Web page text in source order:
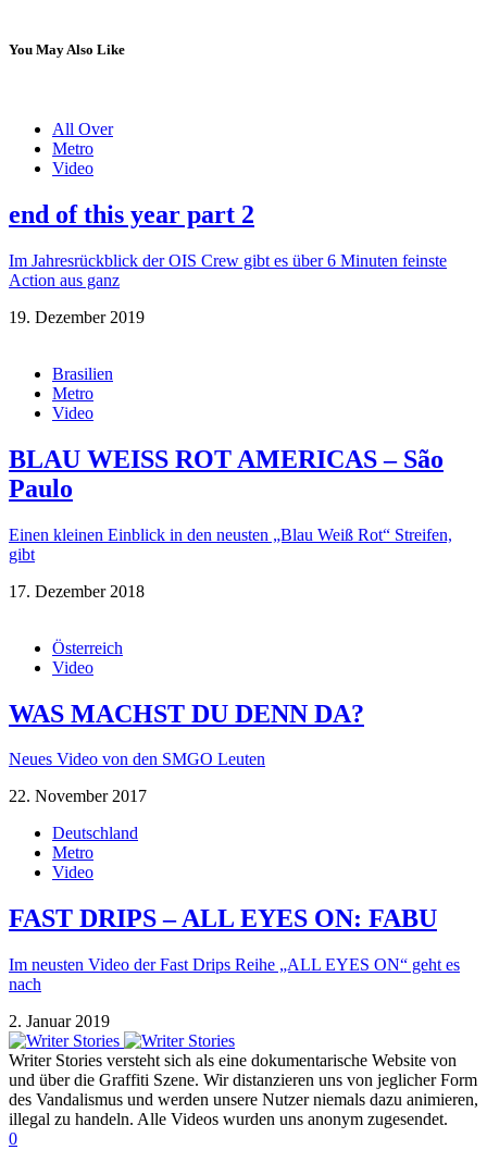
You May Also Like
All Over
Metro
Video
end of this year part 2
Im Jahresrückblick der OIS Crew gibt es über 6 Minuten feinste
Action aus ganz
19. Dezember 2019
Brasilien
Metro
Video
BLAU WEISS ROT AMERICAS – São
Paulo
Einen kleinen Einblick in den neusten „Blau Weiß Rot“ Streifen,
gibt
17. Dezember 2018
Österreich
Video
WAS MACHST DU DENN DA?
Neues Video von den SMGO Leuten
22. November 2017
Deutschland
Metro
Video
FAST DRIPS – ALL EYES ON: FABU
Im neusten Video der Fast Drips Reihe „ALL EYES ON“ geht es
nach
2. Januar 2019
Writer Stories versteht sich als eine dokumentarische Website von
und über die Graffiti Szene. Wir distanzieren uns von jeglicher Form
des Vandalismus und werden unsere Nutzer niemals dazu animieren,
illegal zu handeln. Alle Videos wurden uns anonym zugesendet.
0